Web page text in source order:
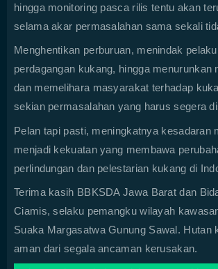
hingga monitoring pasca rilis tentu akan
selama akar permasalahan sama sekali
Menghentikan perburuan, menindak
perdagangan kukang, hingga menurunkan
dan memelihara masyarakat terhadap
sekian permasalahan yang harus segera
Pelan tapi pasti, meningkatnya kesadaran
menjadi kekuatan yang membawa
perlindungan dan pelestarian kukang di
Terima kasih BBKSDA Jawa Barat dan
Ciamis, selaku pemangku wilayah
Suaka Margasatwa Gunung Sawal. Hutan
aman dari segala ancaman kerusakan.